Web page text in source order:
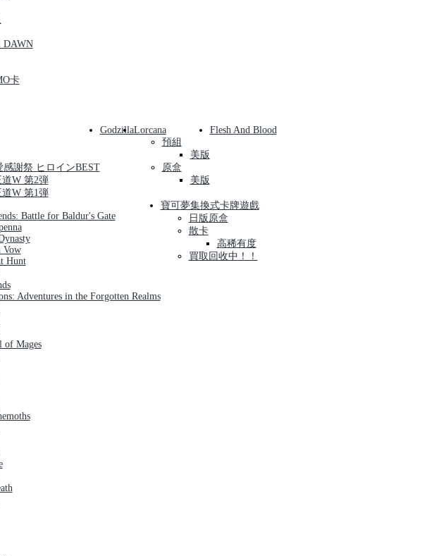
DAWN
卡
感謝祭 ヒロインBEST
道W 第2弾
道W 第1弾
GodzillaLorcana
預組
美版
原盒
美版
Flesh And Blood
Battle for Baldur's Gate
Vow
Hunt
Adventures in the Forgotten Realms
of Mages
寶可夢集換式卡牌遊戲
日版原盒
散卡
高稀有度
買取回收中！！